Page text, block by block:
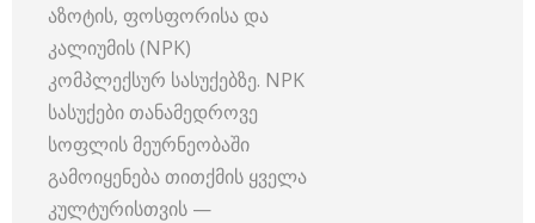
აზოტის, ფოსფორისა და
კალიუმის (NPK)
კომპლექსურ სასუქებზე. NPK
სასუქები თანამედროვე
სოფლის მეურნეობაში
გამოიყენება თითქმის ყველა
კულტურისთვის —